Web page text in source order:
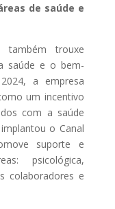
de saúde e
também trouxe
saúde e o bem-
a empresa
um incentivo
com a saúde
o Canal
suporte e
psicológica,
colaboradores e